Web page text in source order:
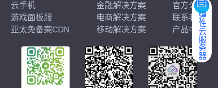
弹性云服务器
云手机
游戏面板服
亚太免备案CDN
金融解决方案
电商解决方案
移动解决方案
官方公告
联系我们
产品中心